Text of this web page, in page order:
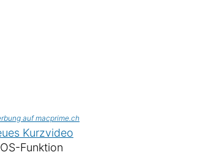
auf macprime.ch
Kurzvideo
Funktion